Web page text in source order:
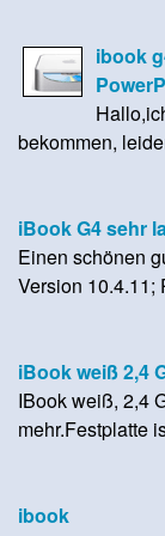
ibook
bekommen,
iBook G4 sehr
Einen schönen
Version 10.4.11;
iBook weiß 2,4
IBook weiß, 2,4
mehr.Festplatte
ibook